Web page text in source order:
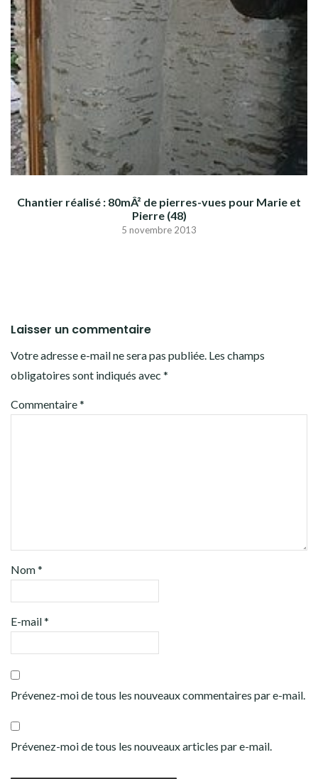
Chantier réalisé : 80mÂ² de pierres-vues pour Marie et
Pierre (48)
5 novembre 2013
Laisser un commentaire
Votre adresse e-mail ne sera pas publiée. Les champs
obligatoires sont indiqués avec *
Commentaire*
Nom*
E-mail*
Prévenez-moi de tous les nouveaux commentaires par e-mail.
Prévenez-moi de tous les nouveaux articles par e-mail.